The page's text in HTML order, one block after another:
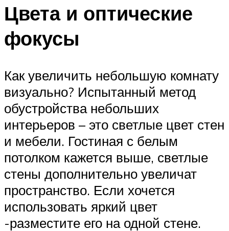
Цвета и оптические
фокусы
Как увеличить небольшую комнату
визуально? Испытанный метод
обустройства небольших
интерьеров – это светлые цвет стен
и мебели. Гостиная с белым
потолком кажется выше, светлые
стены дополнительно увеличат
пространство. Если хочется
использовать яркий цвет
-разместите его на одной стене.